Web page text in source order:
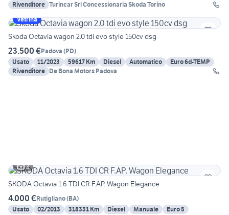
Rivenditore Turincar Srl Concessionaria Skoda Torino
Vetrina
Skoda Octavia wagon 2.0 tdi evo style 150cv dsg
23.500 €Padova (PD)
Usato
11/2023 59617 Km Diesel Automatico
Euro 6d-TEMP
Rivenditore De Bona Motors Padova
3
SKODA Octavia 1.6 TDI CR F.AP. Wagon Elegance
4.000 €Rutigliano(BA)
Usato
02/2013 318331 Km Diesel Manuale Euro 5